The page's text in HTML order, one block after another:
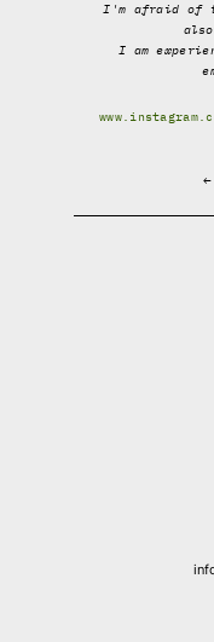
I'm afraid of
I am
←